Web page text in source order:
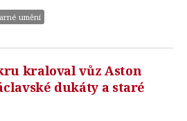
umění
kraloval vůz Aston
dukáty a staré